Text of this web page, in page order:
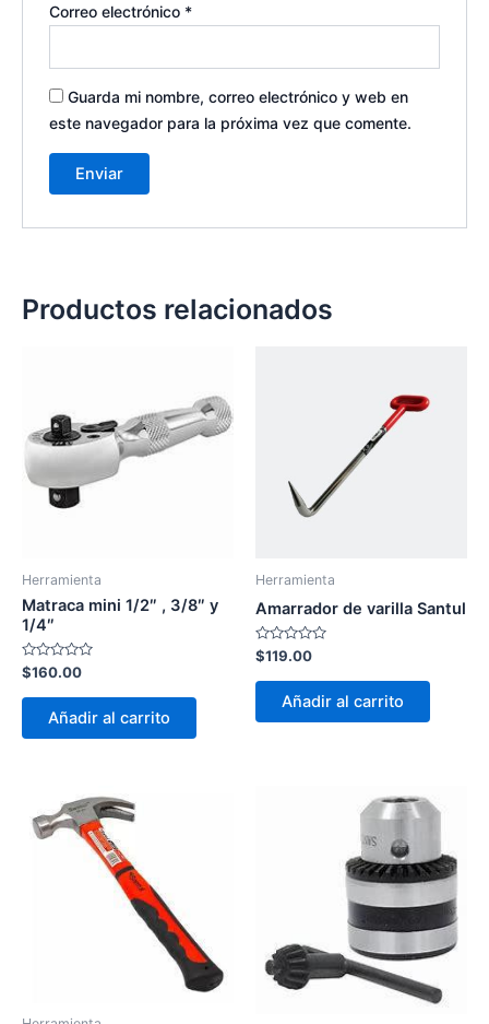
Correo electrónico *
Guarda mi nombre, correo electrónico y web en
este navegador para la próxima vez que comente.
Productos relacionados
Herramienta
Matraca mini 1/2″ , 3/8″ y
1/4″
Valorado
con
0
$160.00
Añadir al carrito
Herramienta
Amarrador de varilla Santul
Valorado
con
0
$119.00
Añadir al carrito